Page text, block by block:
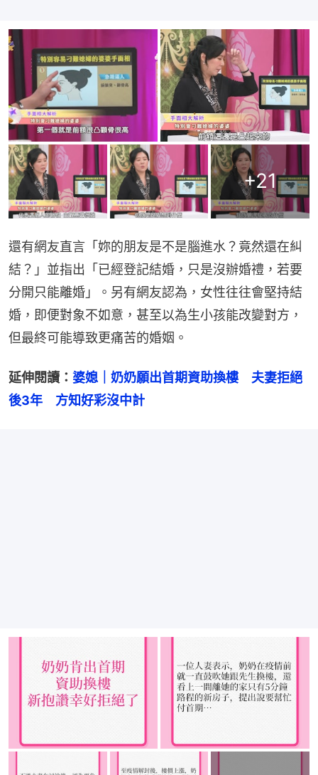
+21
還有網友直言「妳的朋友是不是腦進水？竟然還在糾
結？」並指出「已經登記結婚，只是沒辦婚禮，若要
分開只能離婚」。另有網友認為，女性往往會堅持結
婚，即便對象不如意，甚至以為生小孩能改變對方，
但最終可能導致更痛苦的婚姻。
延伸閱讀： 婆媳｜奶奶願出首期資助換樓　夫妻拒絕
後3年　方知好彩沒中計